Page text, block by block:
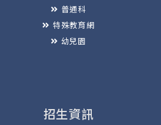
普通科
特殊教育網
幼兒園
招生資訊